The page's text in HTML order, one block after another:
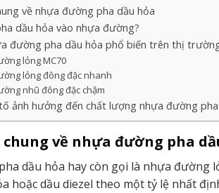
về nhựa đường pha dầu hỏa
dầu hỏa vào nhựa đường?
đường pha dầu hỏa phổ biến trên thị
lỏng MC70
lỏng đông đặc nhanh
nhũ đông đặc chậm
ảnh hưởng đến chất lượng nhựa đường
về nhựa đường pha
dầu hỏa hay còn gọi là nhựa
hoặc dầu diezel theo một tỷ lệ nhất